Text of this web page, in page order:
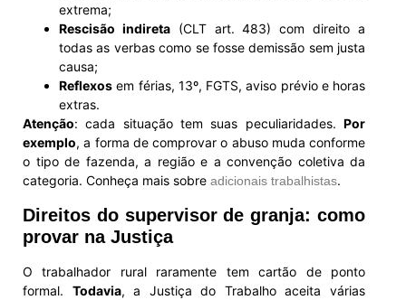
extrema;
Rescisão indireta(CLT art. 483) com direito a
todas as verbas como se fosse demissão sem justa
causa;
Reflexos em férias, 13º, FGTS, aviso prévio e horas
extras.
Atenção: cada situação tem suas peculiaridades. Por
exemplo, a forma de comprovar o abuso muda conforme
o tipo de fazenda, a região e a convenção coletiva da
categoria. Conheça mais sobre adicionais trabalhistas.
Direitos do supervisor de granja: como
provar na Justiça
O trabalhador rural raramente tem cartão de ponto
formal. Todavia, a Justiça do Trabalho aceita várias